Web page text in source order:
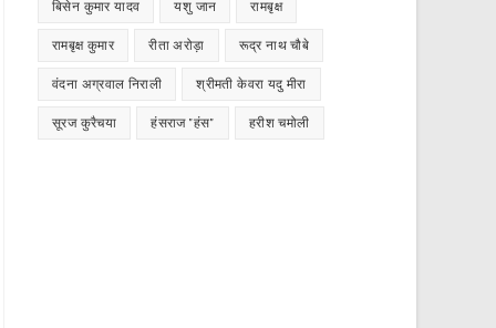
बिसेन कुमार यादव यशु जान रामबृक्ष
रामबृक्ष कुमार रीता अरोड़ा रूद्र नाथ चौबे
वंदना अग्रवाल निराली श्रीमती केवरा यदु मीरा
सूरज कुरैचया हंसराज "हंस" हरीश चमोली